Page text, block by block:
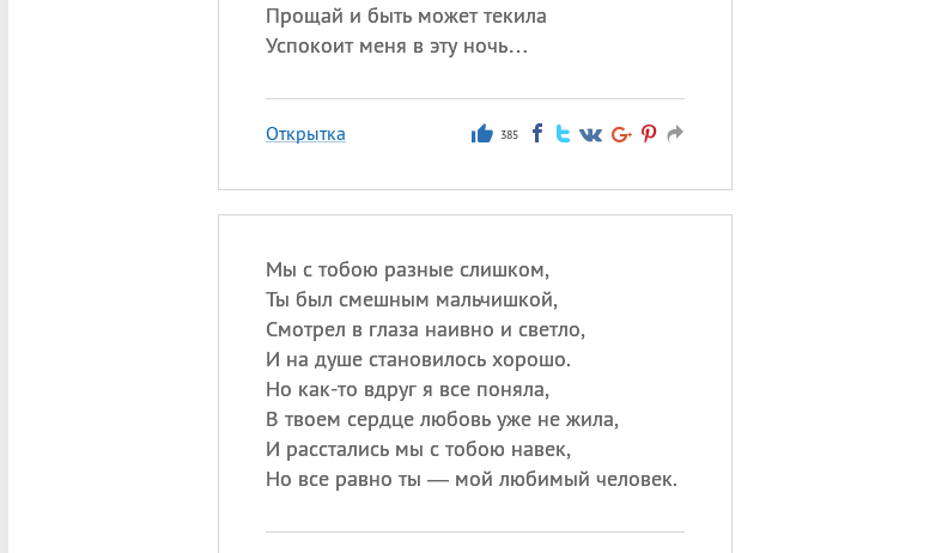
Прощай и быть может текила
Успокоит меня в эту ночь…
Открытка 385
Мы с тобою разные слишком,
Ты был смешным мальчишкой,
Смотрел в глаза наивно и светло,
И на душе становилось хорошо.
Но как-то вдруг я все поняла,
В твоем сердце любовь уже не жила,
И расстались мы с тобою навек,
Но все равно ты — мой любимый человек.